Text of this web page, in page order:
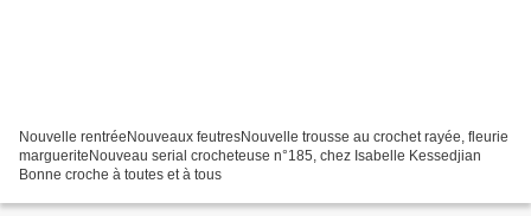
Nouvelle rentréeNouveaux feutresNouvelle trousse au crochet rayée, fleurie
margueriteNouveau serial crocheteuse n°185, chez Isabelle Kessedjian
Bonne croche à toutes et à tous